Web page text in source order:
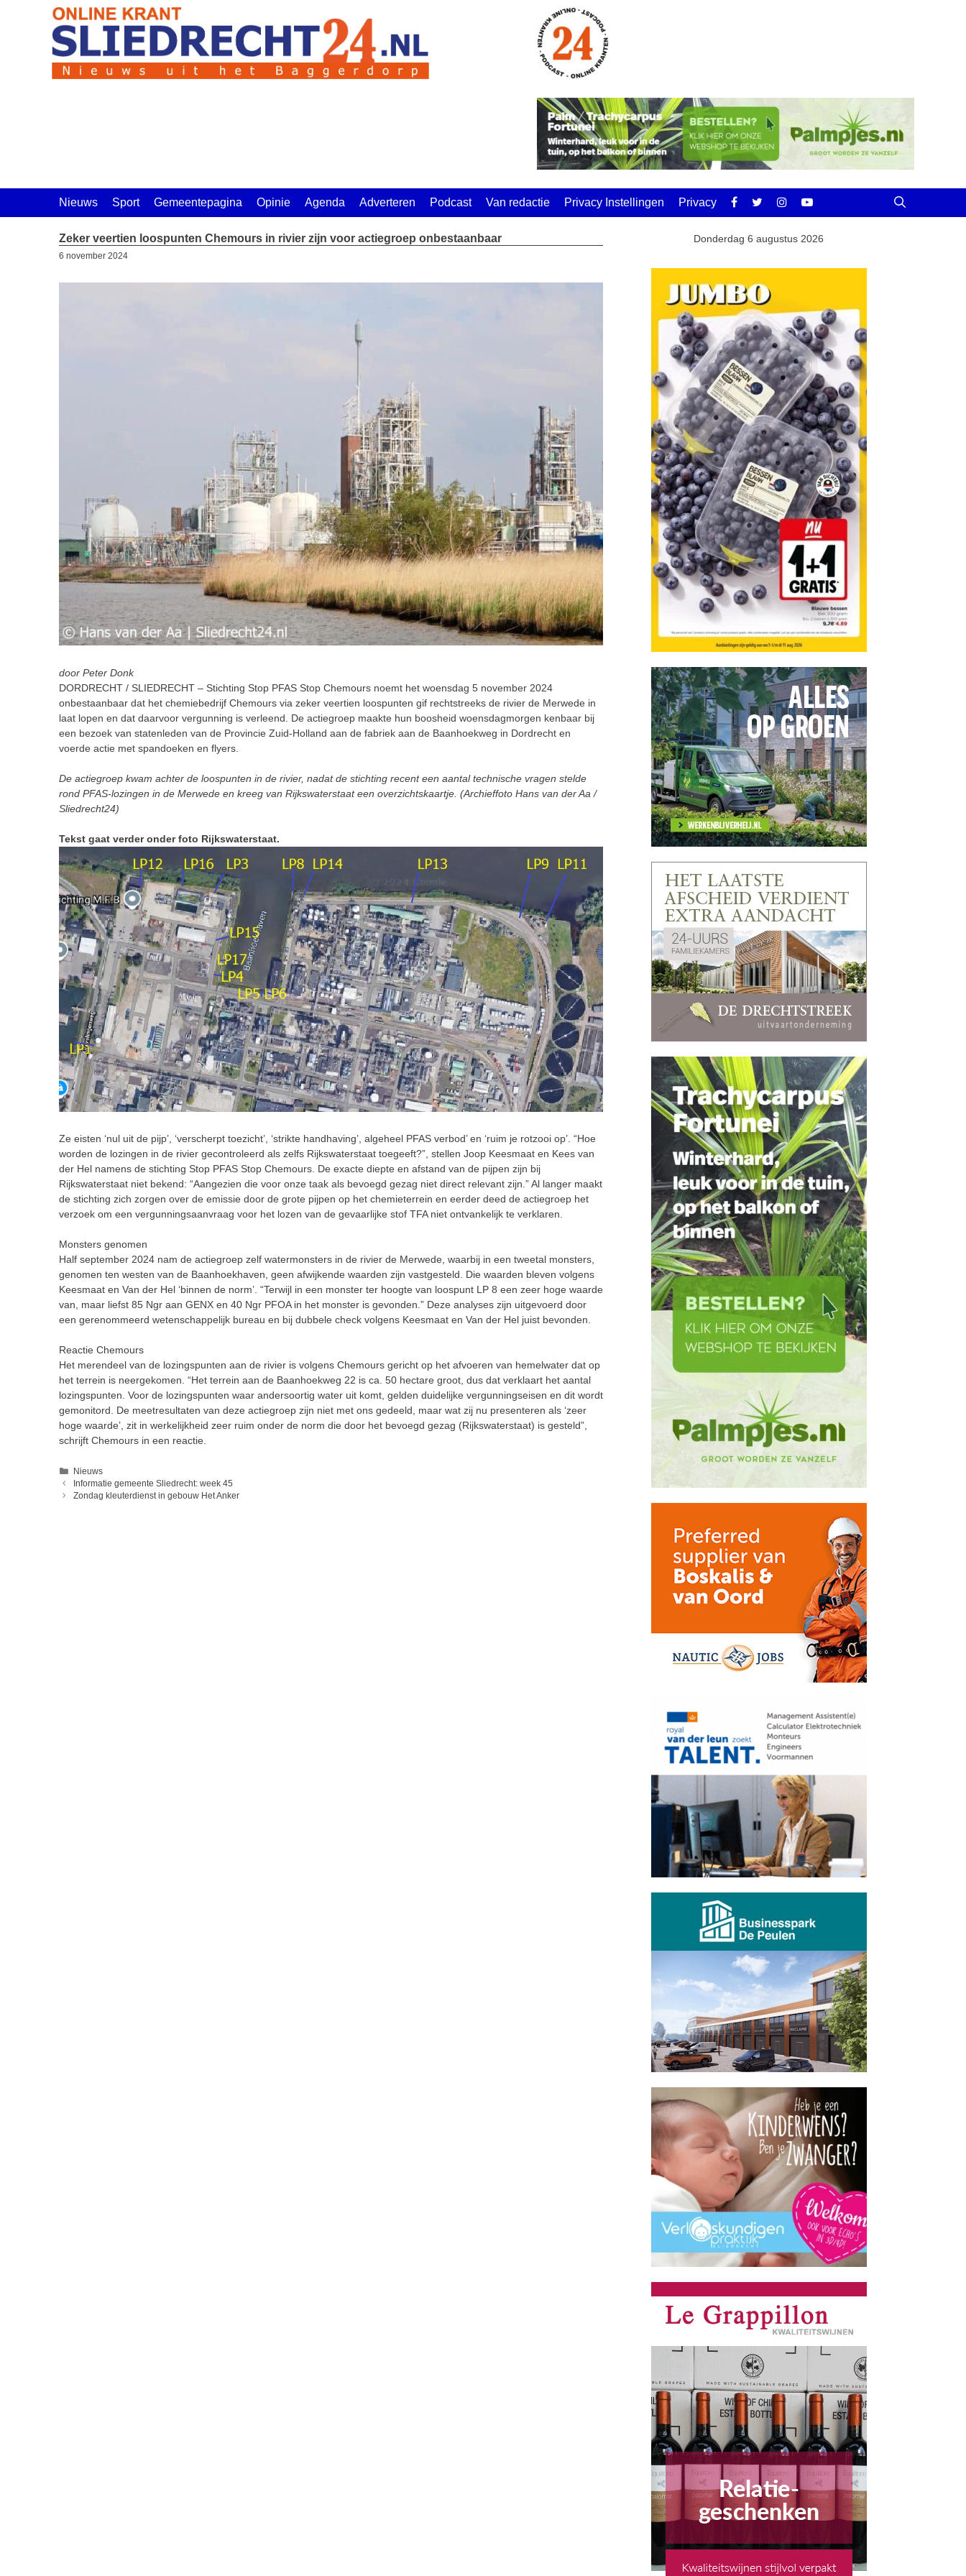
Nieuws Sport Gemeentepagina Opinie Agenda Adverteren Podcast Van redactie Privacy Instellingen Privacy
Zeker veertien loospunten Chemours in rivier zijn voor actiegroep onbestaanbaar
6 november 2024
door Peter Donk
DORDRECHT / SLIEDRECHT – Stichting Stop PFAS Stop Chemours noemt het woensdag 5 november 2024
onbestaanbaar dat het chemiebedrijf Chemours via zeker veertien loospunten gif rechtstreeks de rivier de Merwede in
laat lopen en dat daarvoor vergunning is verleend. De actiegroep maakte hun boosheid woensdagmorgen kenbaar bij
een bezoek van statenleden van de Provincie Zuid-Holland aan de fabriek aan de Baanhoekweg in Dordrecht en
voerde actie met spandoeken en flyers.
De actiegroep kwam achter de loospunten in de rivier, nadat de stichting recent een aantal technische vragen stelde
rond PFAS-lozingen in de Merwede en kreeg van Rijkswaterstaat een overzichtskaartje. (Archieffoto Hans van der Aa /
Sliedrecht24)
Tekst gaat verder onder foto Rijkswaterstaat.
Ze eisten ‘nul uit de pijp’, ‘verscherpt toezicht’, ‘strikte handhaving’, algeheel PFAS verbod’ en ‘ruim je rotzooi op’. “Hoe
worden de lozingen in de rivier gecontroleerd als zelfs Rijkswaterstaat toegeeft?”, stellen Joop Keesmaat en Kees van
der Hel namens de stichting Stop PFAS Stop Chemours. De exacte diepte en afstand van de pijpen zijn bij
Rijkswaterstaat niet bekend: “Aangezien die voor onze taak als bevoegd gezag niet direct relevant zijn.” Al langer maakt
de stichting zich zorgen over de emissie door de grote pijpen op het chemieterrein en eerder deed de actiegroep het
verzoek om een vergunningsaanvraag voor het lozen van de gevaarlijke stof TFA niet ontvankelijk te verklaren.
Monsters genomen
Half september 2024 nam de actiegroep zelf watermonsters in de rivier de Merwede, waarbij in een tweetal monsters,
genomen ten westen van de Baanhoekhaven, geen afwijkende waarden zijn vastgesteld. Die waarden bleven volgens
Keesmaat en Van der Hel ‘binnen de norm’. “Terwijl in een monster ter hoogte van loospunt LP 8 een zeer hoge waarde
van, maar liefst 85 Ngr aan GENX en 40 Ngr PFOA in het monster is gevonden.” Deze analyses zijn uitgevoerd door
een gerenommeerd wetenschappelijk bureau en bij dubbele check volgens Keesmaat en Van der Hel juist bevonden.
Reactie Chemours
Het merendeel van de lozingspunten aan de rivier is volgens Chemours gericht op het afvoeren van hemelwater dat op
het terrein is neergekomen. “Het terrein aan de Baanhoekweg 22 is ca. 50 hectare groot, dus dat verklaart het aantal
lozingspunten. Voor de lozingspunten waar andersoortig water uit komt, gelden duidelijke vergunningseisen en dit wordt
gemonitord. De meetresultaten van deze actiegroep zijn niet met ons gedeeld, maar wat zij nu presenteren als ‘zeer
hoge waarde’, zit in werkelijkheid zeer ruim onder de norm die door het bevoegd gezag (Rijkswaterstaat) is gesteld”,
schrijft Chemours in een reactie.
Categorieën
Nieuws
Informatie gemeente Sliedrecht: week 45
Zondag kleuterdienst in gebouw Het Anker
Donderdag 6 augustus 2026